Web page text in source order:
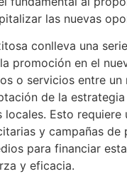
las nuevas
conlleva una
promoción en el
o servicios entre
de la
Esto
y campañas de
para financiar
y ​​eficacia.